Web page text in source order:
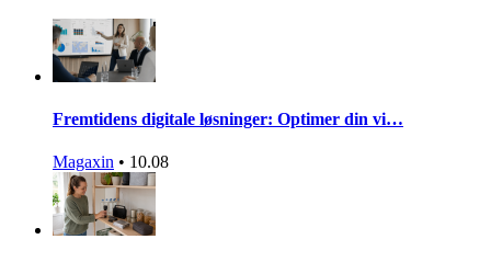
Fremtidens digitale løsninger: Optimer din vi…
Magaxin • 10.08